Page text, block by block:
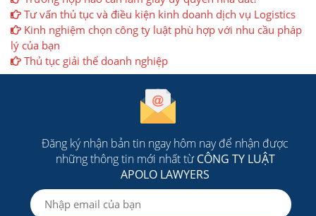
Tư vấn thủ tục và điều kiện kinh doanh dịch vụ Logistics
Kinh nghiệm chọn công ty luật phù hợp với nhu cầu pháp
lý của bạn
Thủ tục giải thể doanh nghiệp
Đăng ký nhận bản tin ngay hôm nay để nhận được
những thông tin mới nhất từCÔNG TY LUẬT
APOLO LAWYERS